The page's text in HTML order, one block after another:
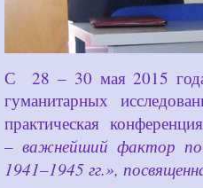
С 28 – 30 мая 2015
гуманитарных
практическая
– важнейший фактор
1941–1945 гг.»,